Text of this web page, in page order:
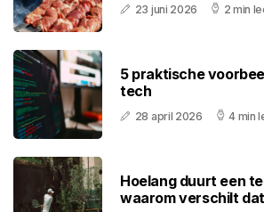
23 juni 2026 2 min
5 praktische
tech
28 april 2026 4 min
Hoelang duurt een
waarom verschilt